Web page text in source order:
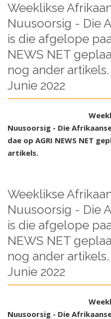
Weeklikse
Nuusoorsig - Die
is die afgelope
NEWS NET
nog ander
Junie 2022
Nuusoorsig - Die
dae op AGRI NEWS NET
artikels.
Weeklikse
Nuusoorsig - Die
is die afgelope
NEWS NET
nog ander
Junie 2022
Nuusoorsig - Die